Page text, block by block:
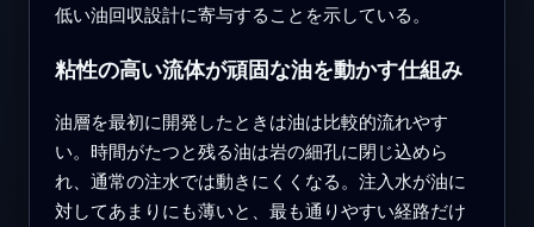
低い油回収設計に寄与することを示している。
粘性の高い流体が頑固な油を動かす仕組み
油層を最初に開発したときは油は比較的流れやす
い。時間がたつと残る油は岩の細孔に閉じ込めら
れ、通常の注水では動きにくくなる。注入水が油に
対してあまりにも薄いと、最も通りやすい経路だけ